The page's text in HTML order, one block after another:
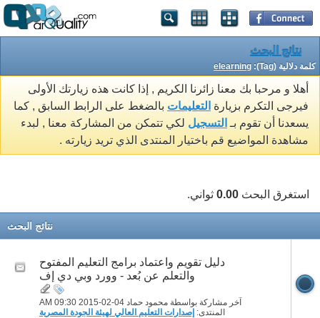
نتائج البحث
كلمة دلالية (Tag): elearning
أهلا و مرحبا بك معنا زائرنا الكريم , إذا كانت هذه زيارتك الأولى
فيرجى التكرم بزيارة التعليمات بالضغط على الرابط السابق , كما
يسعدنا أن تقوم بـ التسجيل لكي تتمكن من المشاركة معنا , لبدء
مشاهدة المواضيع قم باختيار المنتدى الذي تريد زيارته .
استغرق البحث 0.00 ثواني.
نتائج البحث
دليل تقويم واعتماد برامج التعليم المفتوح
والتعلم عن بُعد - وورد وبي دي إف
آخر مشاركة بواسطة محمود حماد 04-02-2015
09:30 AM
المنتدى: إصدارات التعليم العالي لهيئة الجودة المصرية